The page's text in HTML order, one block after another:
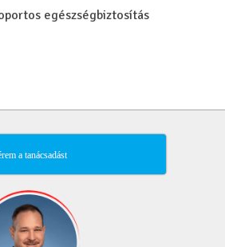
egészségbiztosítás
a tanácsadást